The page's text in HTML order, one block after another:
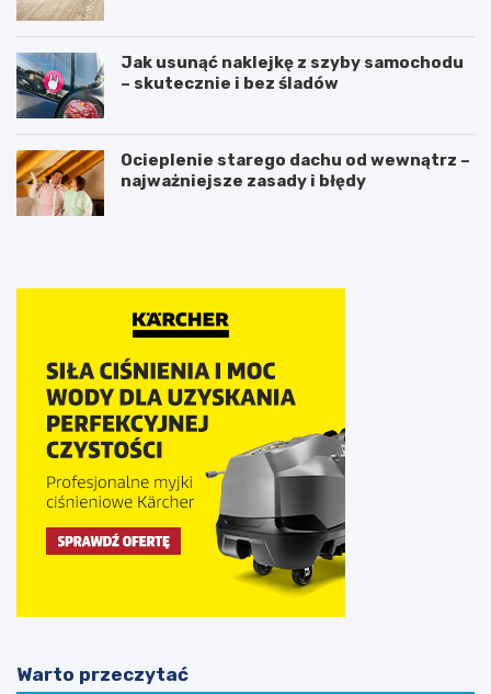
Jak usunąć naklejkę z szyby samochodu
– skutecznie i bez śladów
Ocieplenie starego dachu od wewnątrz –
najważniejsze zasady i błędy
Warto przeczytać